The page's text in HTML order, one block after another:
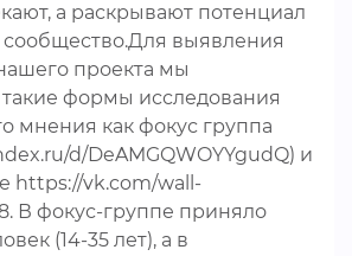
а раскрывают потенциал
выявления
проекта мы
формы исследования
мнения как фокус группа
d/DeAMGQWOYYgudQ) и
https://vk.com/wall-
В фокус-группе приняло
(14-35 лет), а в